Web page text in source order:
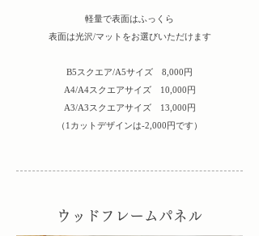
軽量で表面はふっくら
表面は光沢/マットをお選びいただけます
B5スクエア/A5サイズ 8,000円
A4/A4スクエアサイズ 10,000円
A3/A3スクエアサイズ 13,000円
​（1カットデザインは-2,000円です）
ウッドフレームパネル